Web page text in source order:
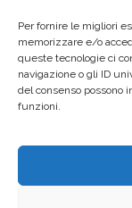
Per fornire le migliori
memorizzare e/o
queste tecnologie ci
navigazione o gli ID
del consenso possono
funzioni.
AREA
FACEBOOK